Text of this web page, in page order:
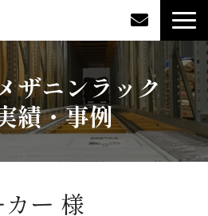
ザニンラック
績・事例
ー 様